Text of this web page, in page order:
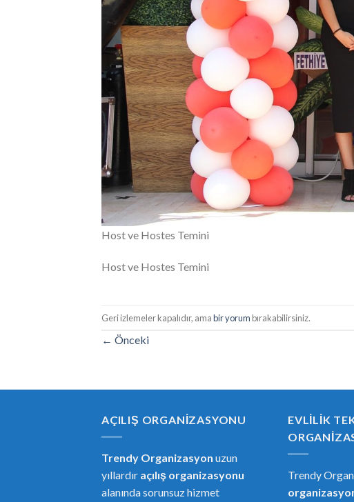
Host ve Hostes Temini
Host ve Hostes Temini
Geri izlemeler kapalıdır, amabir yorumbırakabilirsiniz.
← Önceki
AÇILIŞ ORGANIZASYONU
Trendy Organizasyon uzun
yıllardır açılış organizasyonu
alanında sorunsuz hizmet
EVLILIK
Trendy
or